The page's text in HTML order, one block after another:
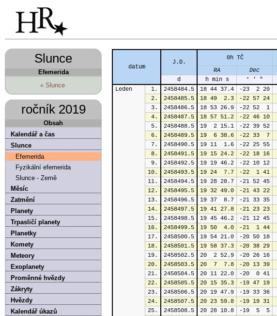
Slunce
Efemerida
« Slunce
ročník 2019
Obsah
Kalendář a čas
Slunce
Efemerida
Fyzikální efemerida
Slunce - Země
Měsíc
Zatmění
Planety
Trpasličí planety
Planetky
Komety
Meteory
Exoplanety
Proměnné hvězdy
Zákryty
Hvězdy
Kalendář úkazů
datum
J.D.
0h TČ
RA
Dec
d
h min s ° ' "
Leden
1. 2458484.5 18 44 37.4 -23  2 20
2.
2458485.5 18 49  2.3 -22 57 24
3.
2458486.5 18 53 26.9 -22 52  1
4.
2458487.5 18 57 51.2 -22 46 10
5.
2458488.5 19  2 15.1 -22 39 52
6.
2458489.5 19  6 38.6 -22 33  7
7.
2458490.5 19 11  1.6 -22 25 55
8.
2458491.5 19 15 24.2 -22 18 16
9.
2458492.5 19 19 46.2 -22 10 12
10.
2458493.5 19 24  7.7 -22  1 41
11.
2458494.5 19 28 28.7 -21 52 45
12.
2458495.5 19 32 49.0 -21 43 22
13.
2458496.5 19 37  8.7 -21 33 35
14.
2458497.5 19 41 27.8 -21 23 23
15.
2458498.5 19 45 46.2 -21 12 45
16.
2458499.5 19 50  4.0 -21  1 44
17.
2458500.5 19 54 21.0 -20 50 18
18.
2458501.5 19 58 37.3 -20 38 29
19.
2458502.5 20  2 52.9 -20 26 16
20.
2458503.5 20  7  7.8 -20 13 39
21.
2458504.5 20 11 22.0 -20  0 41
22.
2458505.5 20 15 35.3 -19 47 19
23.
2458506.5 20 19 47.9 -19 33 36
24.
2458507.5 20 23 59.8 -19 19 31
25.
2458508.5 20 28 10.8 -19  5  5